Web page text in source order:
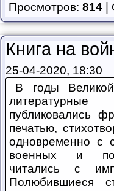
Просмотров: 814 |
Книга на
25-04-2020, 18:30
В годы
публиковались
печатью,
одновременно с
военных и
читались с
Полюбившиеся